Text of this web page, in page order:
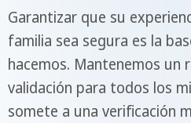
Garantizar que su
familia sea segura es la
hacemos. Mantenemos un
validación para todos los
somete a una verificación